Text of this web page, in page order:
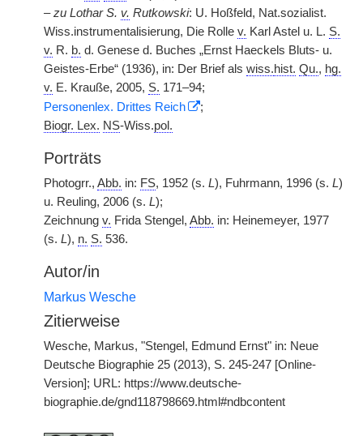
– zu Lothar S. v. Rutkowski: U. Hoßfeld, Nat.sozialist.
Wiss.instrumentalisierung, Die Rolle v. Karl Astel u. L. S.
v. R. b. d. Genese d. Buches „Ernst Haeckels Bluts- u.
Geistes-Erbe“ (1936), in: Der Brief als wiss.hist. Qu., hg.
v. E. Krauße, 2005, S. 171–94;
Personenlex. Drittes Reich
;
Biogr. Lex. NS-Wiss.pol.
Porträts
Photogrr., Abb. in: FS, 1952 (s. L), Fuhrmann, 1996 (s. L)
u. Reuling, 2006 (s. L);
Zeichnung v. Frida Stengel, Abb. in: Heinemeyer, 1977
(s. L), n. S. 536.
Autor/in
Markus Wesche
Zitierweise
Wesche, Markus, "Stengel, Edmund Ernst" in: Neue
Deutsche Biographie 25 (2013), S. 245-247 [Online-
Version]; URL: https://www.deutsche-
biographie.de/gnd118798669.html#ndbcontent